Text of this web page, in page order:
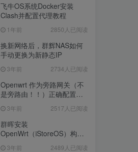
飞牛OS系统Docker安装
Clash并配置代理教程
1年前 2850人已阅读
换新网络后，群辉NAS如何
手动更换为新静态IP
3年前 2734人已阅读
Openwrt 作为旁路网关（不
是旁路由！！）正确配置方
3年前 2517人已阅读
群晖安装
OpenWrt（iStoreOS）构建
3年前 2489人已阅读